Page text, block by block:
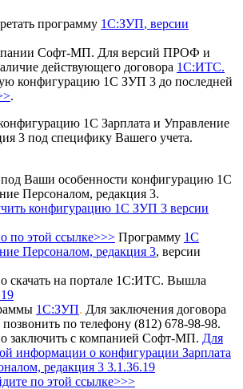
программу 1С:ЗУП, версии
Софт-МП. Для версий ПРОФ и
действующего договора 1С:ИТС.
конфигурацию 1С ЗУП 3 до последней
.
1С Зарплата и Управление
3 под специфику Вашего учета.
Ваши особенности конфигурацию 1С
Персоналом, редакция 3.
конфигурацию 1С ЗУП 3 версии
по этой ссылке>>> Программу 1С
Персоналом, редакция 3, версии
скачать на портале 1С:ИТС. Вышла
1С:ЗУП. Для заключения договора
по телефону (812) 678-98-98.
заключить с компанией Софт-МП. Для
информации о конфигурации Зарплата
редакция 3 3.1.36.19
по этой ссылке>>>